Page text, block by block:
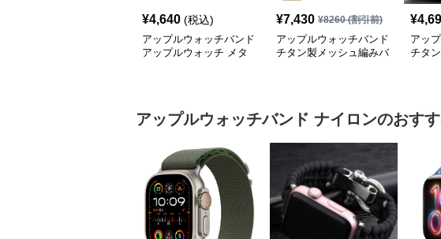
¥4,640 (税込)
アップルウォッチバンド
アップルウォッチ メタ
¥7,430 ¥8260(割引前)
アップルウォッチバンド
チタン製メッシュ編みバ
¥
アッ
チタ
アップルウォッチバンド ナイロンのおす